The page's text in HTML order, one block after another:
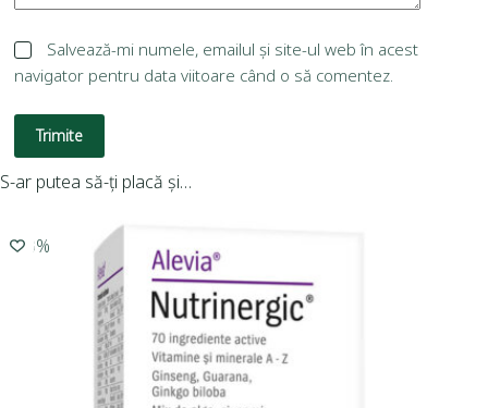
Salvează-mi numele, emailul și site-ul web în acest
navigator pentru data viitoare când o să comentez.
Trimite
S-ar putea să-ți placă și…
-10%